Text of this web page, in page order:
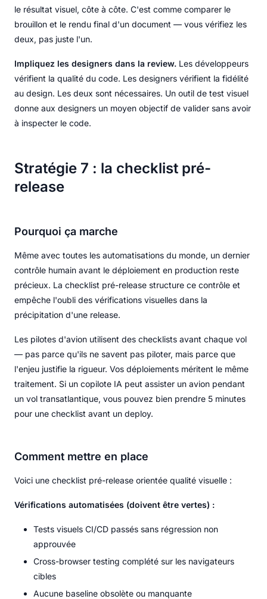
le résultat visuel, côte à côte. C'est comme comparer le
brouillon et le rendu final d'un document — vous vérifiez les
deux, pas juste l'un.
Impliquez les designers dans la review. Les développeurs
vérifient la qualité du code. Les designers vérifient la fidélité
au design. Les deux sont nécessaires. Un outil de test visuel
donne aux designers un moyen objectif de valider sans avoir
à inspecter le code.
Stratégie 7 : la checklist pré-
release
Pourquoi ça marche
Même avec toutes les automatisations du monde, un dernier
contrôle humain avant le déploiement en production reste
précieux. La checklist pré-release structure ce contrôle et
empêche l'oubli des vérifications visuelles dans la
précipitation d'une release.
Les pilotes d'avion utilisent des checklists avant chaque vol
— pas parce qu'ils ne savent pas piloter, mais parce que
l'enjeu justifie la rigueur. Vos déploiements méritent le même
traitement. Si un copilote IA peut assister un avion pendant
un vol transatlantique, vous pouvez bien prendre 5 minutes
pour une checklist avant un deploy.
Comment mettre en place
Voici une checklist pré-release orientée qualité visuelle :
Vérifications automatisées (doivent être vertes) :
Tests visuels CI/CD passés sans régression non
approuvée
Cross-browser testing complété sur les navigateurs
cibles
Aucune baseline obsolète ou manquante